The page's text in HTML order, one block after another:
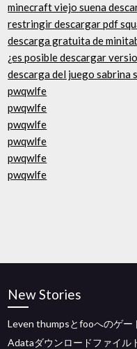
minecraft viejo suena
restringir descargar pdf
descarga gratuita de
¿es posible descargar
descarga del juego sabrina
pwqwlfe
pwqwlfe
pwqwlfe
pwqwlfe
pwqwlfe
pwqwlfe
New Stories
Leven thumpsとfooへのゲー
Adataダウンロードファイル